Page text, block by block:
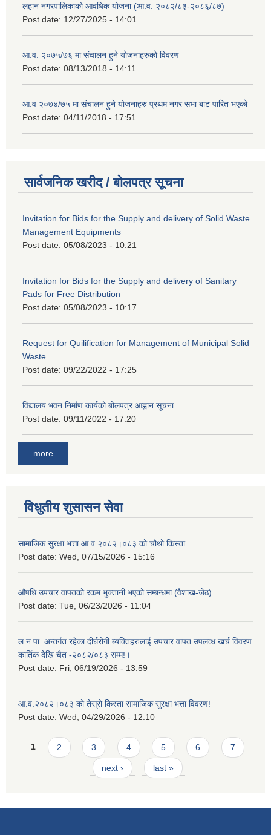
लहान नगरपालिकाको आवधिक योजना (आ.व. २०८२/८३-२०८६/८७)
Post date: 12/27/2025 - 14:01
आ.व. २०७५/७६ मा संचालन हुने योजनाहरुको विवरण
Post date: 08/13/2018 - 14:11
आ.व २०७४/७५ मा संचालन हुने योजनाहरु प्रथम नगर सभा बाट पारित भएको
Post date: 04/11/2018 - 17:51
सार्वजनिक खरीद / बोलपत्र सूचना
Invitation for Bids for the Supply and delivery of Solid Waste
Management Equipments
Post date: 05/08/2023 - 10:21
Invitation for Bids for the Supply and delivery of Sanitary
Pads for Free Distribution
Post date: 05/08/2023 - 10:17
Request for Quilification for Management of Municipal Solid
Waste...
Post date: 09/22/2022 - 17:25
विद्यालय भवन निर्माण कार्यको बोलपत्र आह्वान सूचना......
Post date: 09/11/2022 - 17:20
more
विधुतीय शुसासन सेवा
सामाजिक सुरक्षा भत्ता आ.व.२०८२।०८३ को चौथो किस्ता
Post date: Wed, 07/15/2026 - 15:16
औषधि उपचार वापतको रकम भुक्तानी भएको सम्बन्धमा (वैशाख-जेठ)
Post date: Tue, 06/23/2026 - 11:04
ल.न.पा. अन्तर्गत रहेका दीर्घरोगी ब्यक्तिहरुलाई उपचार वापत उपलव्ध खर्च विवरण
कार्तिक देखि चैत -२०८२/०८३ सम्म!।
Post date: Fri, 06/19/2026 - 13:59
आ.व.२०८२।०८३ को तेस्रो किस्ता सामाजिक सुरक्षा भत्ता विवरण!
Post date: Wed, 04/29/2026 - 12:10
Pages
1 2 3 4 5 6 7
next › last »